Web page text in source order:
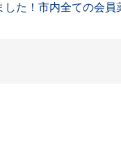
た！市内全ての会